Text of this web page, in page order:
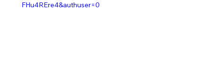
FHu4REre4&authuser=0